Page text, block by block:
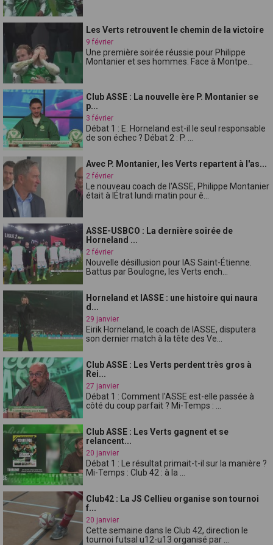
Les Verts retrouvent le chemin de la victoire
9 février
Une première soirée réussie pour Philippe
Montanier et ses hommes. Face à Montpe...
Club ASSE : La nouvelle ère P. Montanier se
p...
3 février
Débat 1 : E. Horneland est-il le seul responsable
de son échec ? Débat 2 : P. ...
Avec P. Montanier, les Verts repartent à l'as...
2 février
Le nouveau coach de l'ASSE, Philippe Montanier
était à lÉtrat lundi matin pour ê...
ASSE-USBCO : La dernière soirée de
Horneland ...
2 février
Nouvelle désillusion pour lAS Saint-Étienne.
Battus par Boulogne, les Verts ench...
Horneland et lASSE : une histoire qui naura
d...
29 janvier
Eirik Horneland, le coach de lASSE, disputera
son dernier match à la tête des Ve...
Club ASSE : Les Verts perdent très gros à
Rei...
27 janvier
Débat 1 : Comment l'ASSE est-elle passée à
côté du coup parfait ? Mi-Temps : ...
Club ASSE : Les Verts gagnent et se
relancent...
20 janvier
Débat 1 : Le résultat primait-t-il sur la manière ?
Mi-Temps : Club 42 : à la ...
Club42 : La JS Cellieu organise son tournoi
f...
20 janvier
Cette semaine dans le Club 42, direction le
tournoi futsal u12-u13 organisé par ...